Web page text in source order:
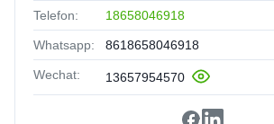
Telefon: 18658046918
Whatsapp: 8618658046918
Wechat: 13657954570